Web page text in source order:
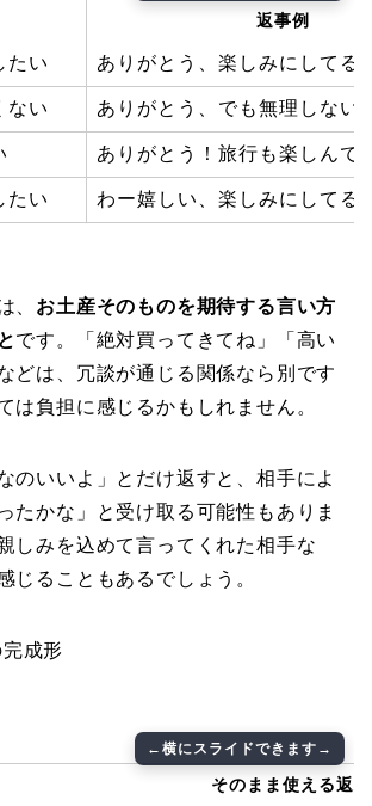
返事例
たい ありがとう、楽しみにしてる
ない ありがとう、でも無理しない
ありがとう！旅行も楽しんで
たい わー嬉しい、楽しみにしてる
、 お土産そのものを期待する言い方
です。「絶対買ってきてね」「高い
どは、冗談が通じる関係なら別です
は負担に感じるかもしれません。
のいいよ」とだけ返すと、相手によ
たかな」と受け取る可能性もありま
しみを込めて言ってくれた相手な
じることもあるでしょう。
成形
そのまま使える返事